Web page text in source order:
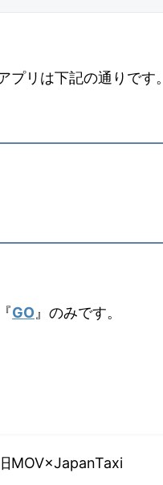
リは下記の通りです。
GO 』のみです。
MOV×JapanTaxi